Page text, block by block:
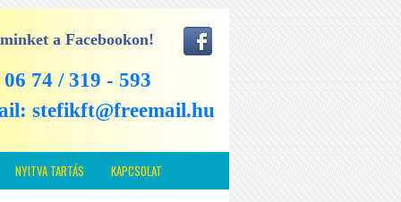
a Facebookon!
74 / 319 - 593
stefikft@freemail.hu
NYITVA TARTÁS KAPCSOLAT